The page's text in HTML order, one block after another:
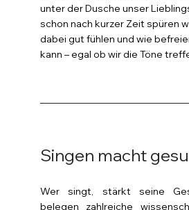
unter der Dusche unser
schon nach kurzer Zeit spüren
dabei gut fühlen und wie
kann – egal ob wir die Töne
Singen macht
Wer singt, stärkt seine
belegen zahlreiche